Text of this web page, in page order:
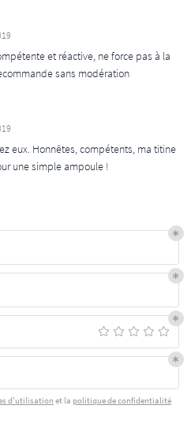
01 64 91 00
et réactive, ne force pas à la
sans modération
eux. Honnêtes, compétents, ma titine
une simple ampoule !
d'utilisation et la politique de confidentialité